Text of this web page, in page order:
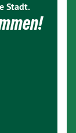
Stadt.